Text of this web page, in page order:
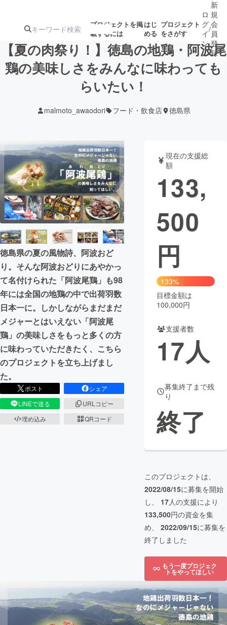
プロジェクトを掲
載するには
はじ
める
プロジェクト
をさがす
注目の新着プロ募集終了が近いプ
テクノロジー・ガジェット
映像・映画 書籍・雑誌
ビジネス・起業 チャレンジ
まちづくり・地域活性化
CAMPFIRE for Social Good
CAMPFIRE Creation
CAMPFIREふるさと納税machi-ya コミュニティ
ロ
グ
イ
ン
/
新
規
会
員
登
録
【夏の肉祭り！】徳島の地鶏・阿波尾
鶏の美味しさをみんなに味わっても
らいたい！
malmoto_awaodori フード・飲食店 徳島県
徳島県の夏の風物詩、阿波おど
り。そんな阿波おどりにあやかっ
て名付けられた「阿波尾鶏」も98
年には全国の地鶏の中で出荷羽数
日本一に。しかしながらまだまだ
メジャーとはいえない「阿波尾
鶏」の美味しさをもっと多くの方
に味わっていただきたく、こちら
のプロジェクトを立ち上げまし
た。
ポスト
シェア
LINEで送る
URLコピー
埋め込み
QRコード
現在の支援総
額
133,
500
円
133%
目標金額は
100,000円
支援者数
17人
募集終了まで残
り
終了
このプロジェクトは、
2022/08/15に募集を開始
し、 17人の支援により
133,500円の資金を集
め、 2022/09/15に募集を
終了しました
もう一度プロジェク
トをやってほしい